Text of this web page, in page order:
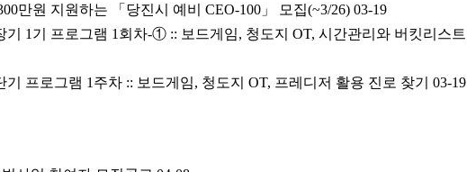
만원 지원하는 「당진시 예비 CEO-100」 모집(~3/26) 03-19
1기 프로그램 1회차-① :: 보드게임, 청도지 OT, 시간관리와 버킷리스트
프로그램 1주차 :: 보드게임, 청도지 OT, 프레디저 활용 진로 찾기
03-19